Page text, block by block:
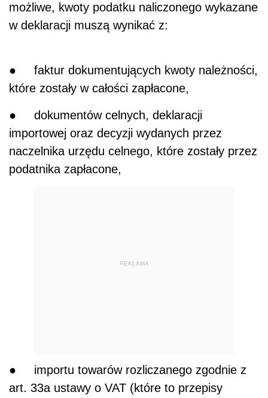
możliwe, kwoty podatku naliczonego wykazane
w deklaracji muszą wynikać z:
● faktur dokumentujących kwoty należności,
które zostały w całości zapłacone,
● dokumentów celnych, deklaracji
importowej oraz decyzji wydanych przez
naczelnika urzędu celnego, które zostały przez
podatnika zapłacone,
REKLAMA
● importu towarów rozliczanego zgodnie z
art. 33a ustawy o VAT (które to przepisy